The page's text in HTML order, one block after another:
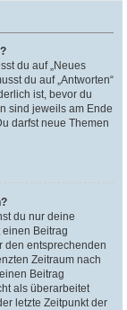
du auf „Neues
du auf „Antworten“
ist, bevor du
sind jeweils am Ende
darfst neue Themen
du nur deine
Beitrag
den entsprechenden
Zeitraum nach
Beitrag
als überarbeitet
letzte Zeitpunkt der